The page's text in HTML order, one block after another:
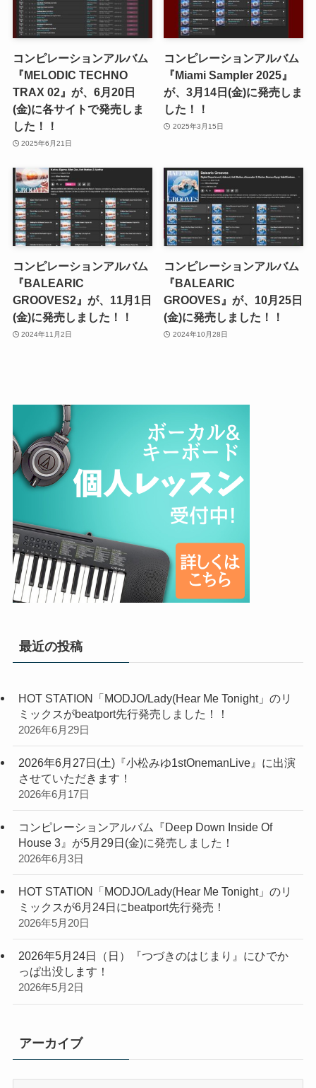
コンピレーションアルバム
『MELODIC TECHNO
TRAX 02』が、6月20日
(金)に各サイトで発売しま
した！！
2025年6月21日
コンピレーションアルバム
『Miami Sampler 2025』
が、3月14日(金)に発売しま
した！！
2025年3月15日
コンピレーションアルバム
『BALEARIC
GROOVES2』が、11月1日
(金)に発売しました！！
2024年11月2日
コンピレーションアルバム
『BALEARIC
GROOVES』が、10月25日
(金)に発売しました！！
2024年10月28日
最近の投稿
HOT STATION「MODJO/Lady(Hear Me Tonight」のリ
ミックスがbeatport先行発売しました！！
2026年6月29日
2026年6月27日(土)『小松みゆ1stOnemanLive』に出演
させていただきます！
2026年6月17日
コンピレーションアルバム『Deep Down Inside Of
House 3』が5月29日(金)に発売しました！
2026年6月3日
HOT STATION「MODJO/Lady(Hear Me Tonight」のリ
ミックスが6月24日にbeatport先行発売！
2026年5月20日
2026年5月24日（日）『つづきのはじまり』にひでか
っぱ出没します！
2026年5月2日
アーカイブ